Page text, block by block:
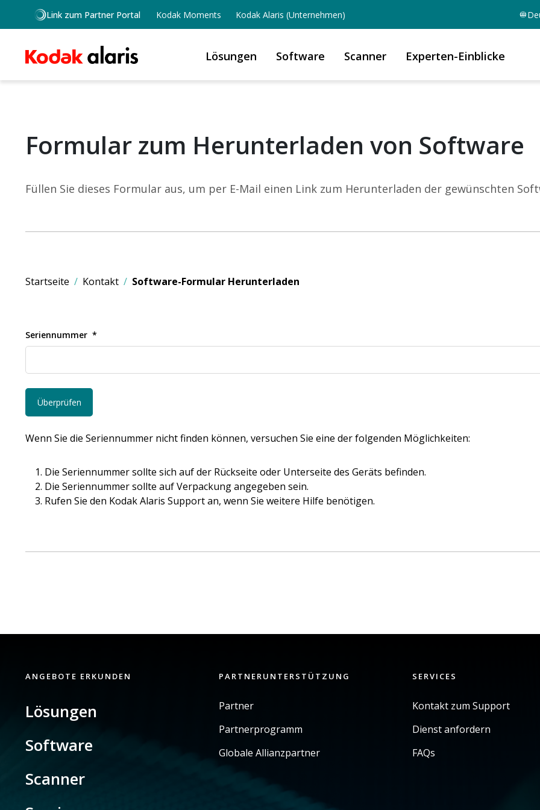
Skip to main content
Link zum Partner Portal Kodak Moments Kodak Alaris (Unternehmen)
Lösungen Software Scanner Experten-Einblicke
Formular zum Herunterladen von Software
Füllen Sie dieses Formular aus, um per E-Mail einen Link zum Herunterladen der gewünschten
Startseite Kontakt Software-Formular Herunterladen
Seriennummer
Wenn Sie die Seriennummer nicht finden können, versuchen Sie eine der folgenden Möglichkeiten:
Die Seriennummer sollte sich auf der Rückseite oder Unterseite des Geräts befinden.
Die Seriennummer sollte auf Verpackung angegeben sein.
Rufen Sie den Kodak Alaris Support an, wenn Sie weitere Hilfe benötigen.
ANGEBOTE ERKUNDEN
Lösungen
Software
Scanner
PARTNERUNTERSTÜTZUNG
Partner
Partnerprogramm
Globale Allianzpartner
SERVICES
Kontakt zum Support
Dienst anfordern
FAQs